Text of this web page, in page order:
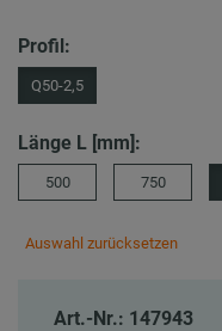
Profil:
Q50-2,5
Länge L [mm]:
500 750
Auswahl zurücksetzen
Art.-Nr.: 147943